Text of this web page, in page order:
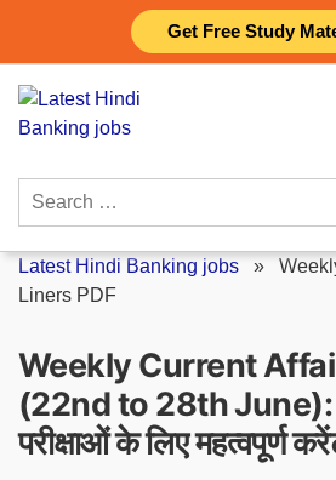
Get Free Study
content
Search
Latest Hindi Banking jobs »
Liners PDF
Weekly Current
(22nd to 28th June):
परीक्षाओं के लिए महत्वपूर्ण